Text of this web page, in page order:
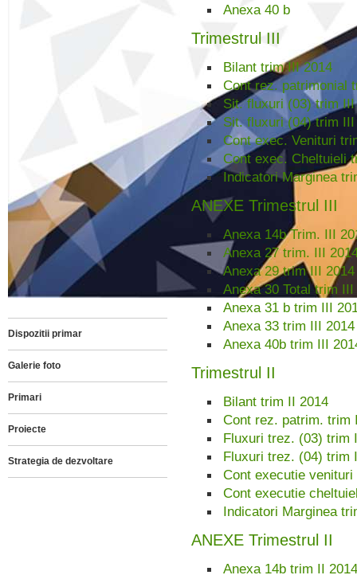
Dispozitii primar
Galerie foto
Primari
Proiecte
Strategia de dezvoltare
Anexa 40 b
Trimestrul III
Bilant trim III 2014
Cont rez. patrimonial
Sit. fluxuri (03) trim III
Sit. fluxuri (04) trim III
Cont exec. Venituri
Cont exec. Cheltuieli
Indicatori Marginea
ANEXE Trimestrul III
Anexa 14b Trim. III
Anexa 27 trim. III
Anexa 29 trim III 2014
Anexa 30 Total trim III
Anexa 31 b trim III
Anexa 33 trim III 2014
Anexa 40b trim III
Trimestrul II
Bilant trim II 2014
Cont rez. patrim. trim
Fluxuri trez. (03) trim
Fluxuri trez. (04) trim
Cont executie
Cont executie
Indicatori Marginea
ANEXE Trimestrul II
Anexa 14b trim II 2014